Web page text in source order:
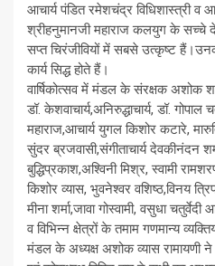
आचार्य पंडित रमेशचंद्र विधिशास्त्री व
श्रीहनुमानजी महाराज कलयुग के सच्चे
सप्त चिरंजीवियों में सबसे उत्कृष्ट
कार्य सिद्ध होते हैं।
वार्षिकोत्सव में मंडल के संरक्षक अशोक
डॉ. केशवाचार्य,अनिरुद्धाचार्य, डॉ.
महाराज,आचार्य युगल किशोर कटारे,
सुंदर ब्रजवासी,संगीताचार्य देवकीनंदन
बुद्धिप्रकाश,अश्विनी मिश्र, स्वामी
किशोर व्यास, भुवनेश्वर वशिष्ठ,विनय
मीना शर्मा,जावा गोस्वामी, वसुधा
व विभिन्न क्षेत्रों के तमाम गणमान्य
मंडल के अध्यक्ष अशोक व्यास रामायणी